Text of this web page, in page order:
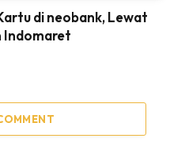
di neobank, Lewat
Indomaret